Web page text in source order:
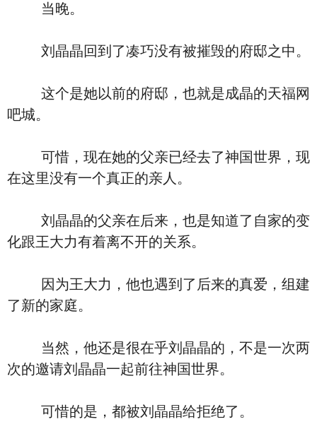
当晚。
刘晶晶回到了凑巧没有被摧毁的府邸之中。
这个是她以前的府邸，也就是成晶的天福网
吧城。
可惜，现在她的父亲已经去了神国世界，现
在这里没有一个真正的亲人。
刘晶晶的父亲在后来，也是知道了自家的变
化跟王大力有着离不开的关系。
因为王大力，他也遇到了后来的真爱，组建
了新的家庭。
当然，他还是很在乎刘晶晶的，不是一次两
次的邀请刘晶晶一起前往神国世界。
可惜的是，都被刘晶晶给拒绝了。